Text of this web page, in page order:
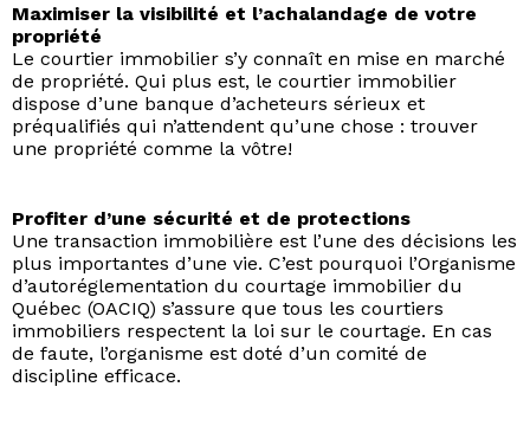
Maximiser la visibilité et l’achalandage de votre
propriété
Le courtier immobilier s’y connaît en mise en marché
de propriété. Qui plus est, le courtier immobilier
dispose d’une banque d’acheteurs sérieux et
préqualifiés qui n’attendent qu’une chose : trouver
une propriété comme la vôtre!
Profiter d’une sécurité et de protections
Une transaction immobilière est l’une des décisions les
plus importantes d’une vie. C’est pourquoi l’Organisme
d’autoréglementation du courtage immobilier du
Québec (OACIQ) s’assure que tous les courtiers
immobiliers respectent la loi sur le courtage. En cas
de faute, l’organisme est doté d’un comité de
discipline efficace.